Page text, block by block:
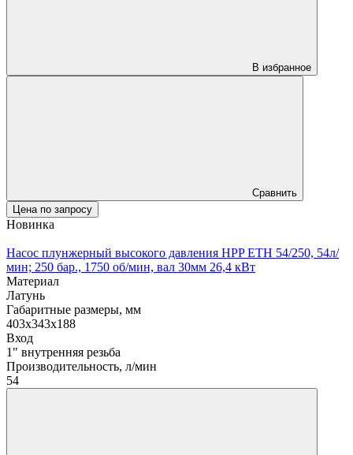
В избранное
Сравнить
Цена по запросу
Новинка
Насос плунжерный высокого давления HPP ETH 54/250, 54л/
мин; 250 бар., 1750 об/мин, вал 30мм 26,4 кВт
Материал
Латунь
Габаритные размеры, мм
403x343x188
Вход
1" внутренняя резьба
Производительность, л/мин
54